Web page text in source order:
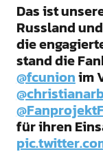
Das ist
Russland
die
stand die
@fcunionim
für ihren